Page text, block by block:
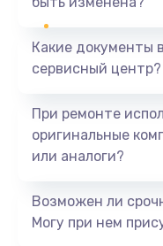
Какие документы
сервисный центр?
При ремонте
оригинальные
или аналоги?
Возможен ли
Могу при нем